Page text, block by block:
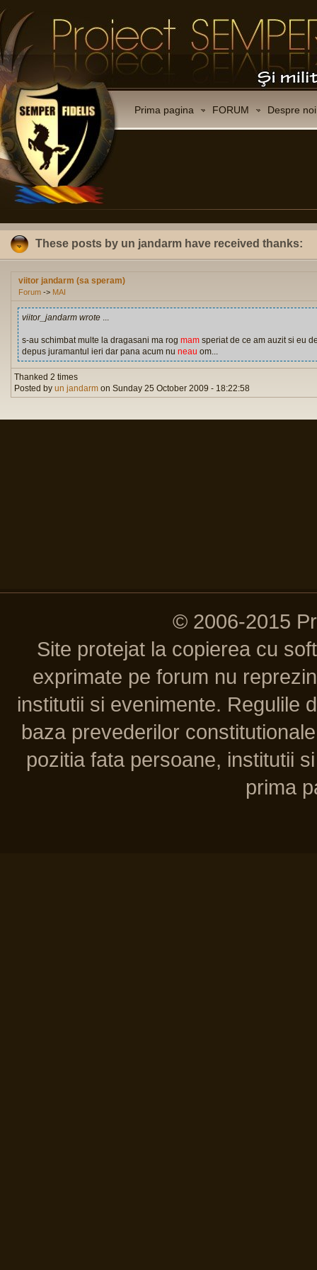
Prima pagina FORUM Despre noi
These posts by un jandarm have received thanks:
viitor jandarm (sa speram)
Forum -> MAI
viitor_jandarm wrote ...
s-au schimbat multe la dragasani ma rog mam speriat de ce am auzit si eu
depus juramantul ieri dar pana acum nu neau om...
Thanked 2 times
Posted by un jandarm on Sunday 25 October 2009 - 18:22:58
© 2006-2015
Site protejat la copierea cu
exprimate pe forum nu
institutii si evenimente. Regulile
baza prevederilor
pozitia fata persoane, institutii
prima